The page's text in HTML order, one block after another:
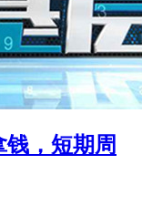
，短期周